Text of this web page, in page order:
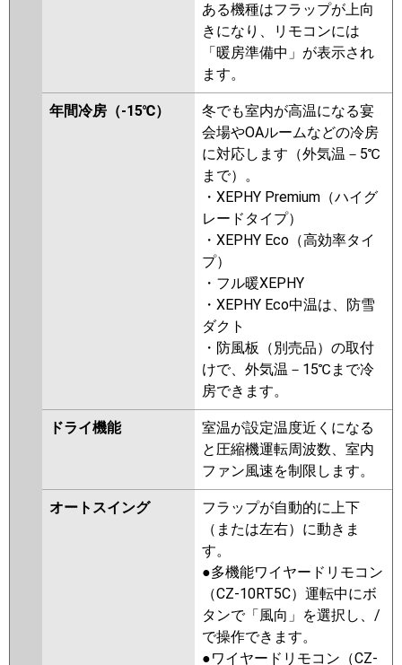
ある機種はフラップが上向
きになり、リモコンには
「暖房準備中」が表示され
ます。
年間冷房（-15℃）
冬でも室内が高温になる宴
会場やOAルームなどの冷房
に対応します（外気温－5℃
まで）。
・XEPHY Premium（ハイグ
レードタイプ）
・XEPHY Eco（高効率タイ
プ）
・フル暖XEPHY
・XEPHY Eco中温は、防雪
ダクト
・防風板（別売品）の取付
けで、外気温－15℃まで冷
房できます。
ドライ機能
室温が設定温度近くになる
と圧縮機運転周波数、室内
ファン風速を制限します。
オートスイング
フラップが自動的に上下
（または左右）に動きま
す。
●多機能ワイヤードリモコン
（CZ-10RT5C）運転中にボ
タンで「風向」を選択し、/
で操作できます。
●ワイヤードリモコン（CZ-